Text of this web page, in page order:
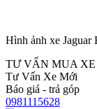
Hình ảnh xe Jaguar
TƯ VẤN MUA XE
Tư Vấn Xe Mới
Báo giá - trả góp
0981115628